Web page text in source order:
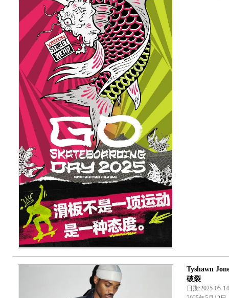
​Tyshawn
破裂
日期:2025-